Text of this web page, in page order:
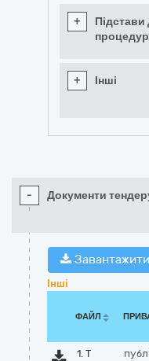
+
Підстави
+ Інші
- Документи
Інші
ФАЙЛ
1. Т